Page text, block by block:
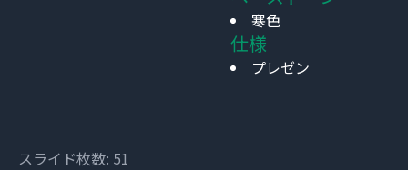
寒色
仕様
プレゼン
スライド枚数: 51